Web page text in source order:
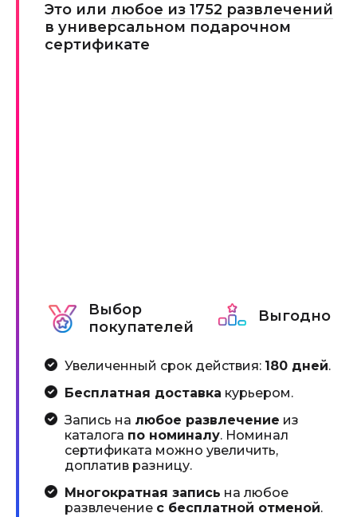
Это или любое из 1752 развлечений
в универсальном подарочном
сертификате
Выбор
покупателей
Выгодно
Увеличенный срок действия: 180 дней.
Бесплатная доставка курьером.
Запись на любое развлечение из
каталога по номиналу. Номинал
сертификата можно увеличить,
доплатив разницу.
Многократная запись на любое
развлечение с бесплатной отменой.